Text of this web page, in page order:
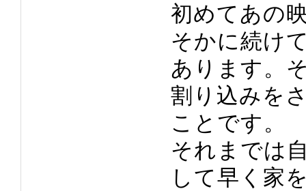
初めてあの
そかに続け
あります。
割り込みを
ことです。
それまでは
して早く家